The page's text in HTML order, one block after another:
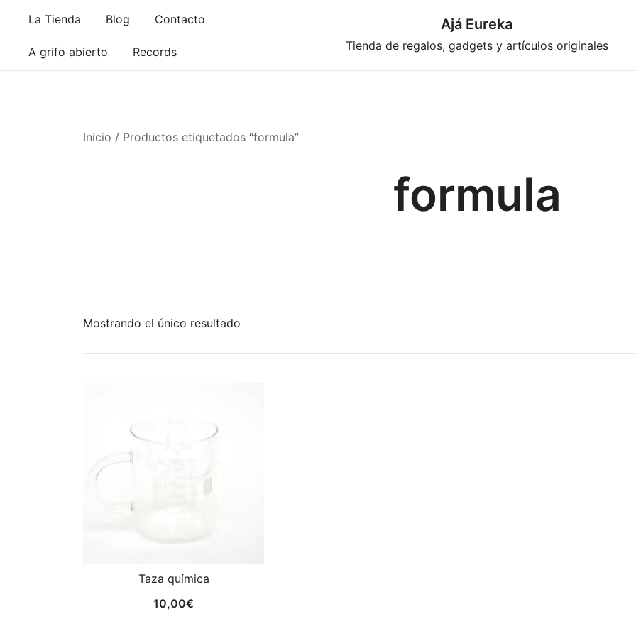
contenido
La Tienda Blog Contacto
A grifo abierto Records
Ajá Eureka
Tienda de regalos, gadgets y artículos originales
Inicio / Productos etiquetados “formula”
formula
Mostrando el único resultado
Taza química
10,00€